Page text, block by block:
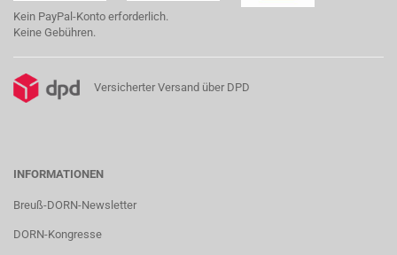
Kein PayPal-Konto erforderlich.
Keine Gebühren.
Versicherter Versand über DPD
INFORMATIONEN
Breuß-DORN-Newsletter
DORN-Kongresse